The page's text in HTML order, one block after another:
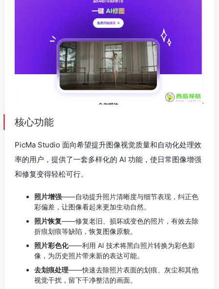
核心功能
PicMa Studio 面向希望提升图像视觉质量和自动化处理效
率的用户，提供了一套多样化的 AI 功能，使日常图像增强
和修复变得轻松可行。
照片增强——自动提升照片清晰度与细节表现，纠正色
彩偏差，让图像看起来更加生动自然。
照片恢复——修复老旧、损坏或变色的照片，有效去除
折痕划痕等缺陷，恢复图像原貌。
照片彩色化——利用 AI 技术将黑白照片转换为彩色影
像，为历史照片带来新的表达可能。
去划痕处理——快速去除照片表面的划痕、灰尘和其他
视觉干扰，留下干净整洁的画面。